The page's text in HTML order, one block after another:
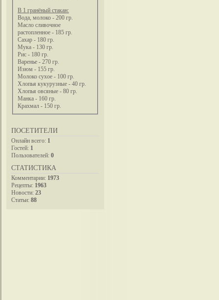
В 1 гранёный стакан:
Вода, молоко - 200 гр.
Масло сливочное
растопленное - 185 гр.
Сахар - 180 гр.
Мука - 130 гр.
Рис - 180 гр.
Варенье - 270 гр.
Изюм - 155 гр.
Молоко сухое - 100 гр.
Хлопья кукурузные - 40 гр.
Хлопья овсяные - 80 гр.
Манка - 160 гр.
Крахмал - 150 гр.
ПОСЕТИТЕЛИ
Онлайн всего: 1
Гостей: 1
Пользователей: 0
СТАТИСТИКА
Комментарии: 1973
Рецепты: 1963
Новости: 23
Статьи: 88